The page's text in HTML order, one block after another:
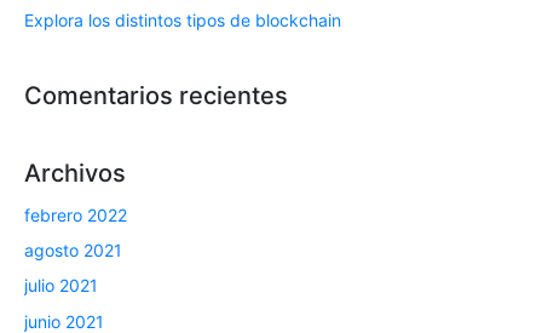
Explora los distintos tipos de blockchain
Comentarios recientes
Archivos
febrero 2022
agosto 2021
julio 2021
junio 2021